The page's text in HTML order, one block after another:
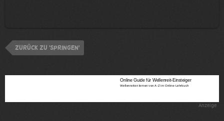
zurück zu 'Springen'
Anzeige